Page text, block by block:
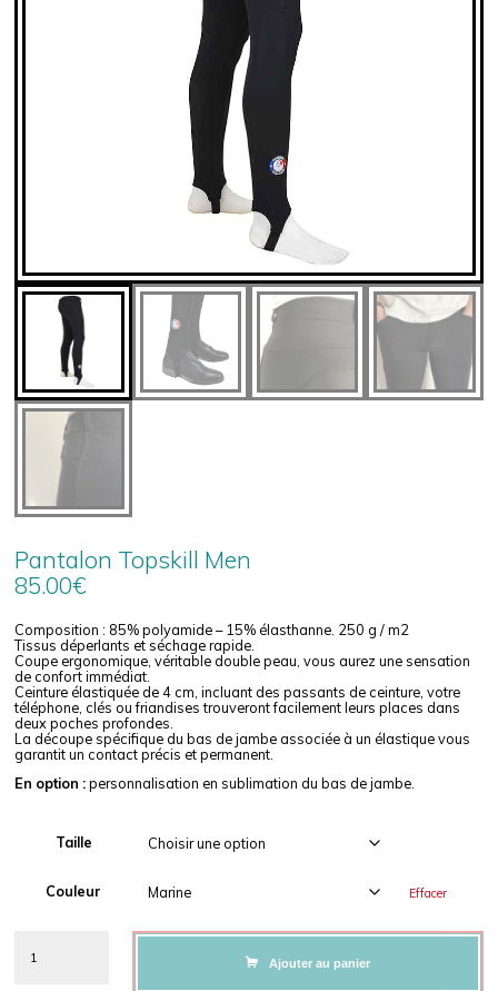
Pantalon Topskill Men
85.00€
Composition : 85% polyamide – 15% élasthanne. 250 g / m2
Tissus déperlants et séchage rapide.
Coupe ergonomique, véritable double peau, vous aurez une sensation
de confort immédiat.
Ceinture élastiquée de 4 cm, incluant des passants de ceinture, votre
téléphone, clés ou friandises trouveront facilement leurs places dans
deux poches profondes.
La découpe spécifique du bas de jambe associée à un élastique vous
garantit un contact précis et permanent.
En option :personnalisation en sublimation du bas de jambe.
Taille
Couleur Effacer
Ajouter au panier